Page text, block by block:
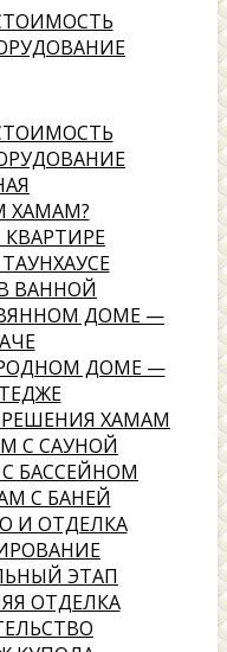
своей
ХАМАМ?
ВАННОЙ
ДОМЕ —
ДОМЕ —
ХАМАМ
С САУНОЙ
БАССЕЙНОМ
С БАНЕЙ
И ОТДЕЛКА
ЭТАП
ОТДЕЛКА